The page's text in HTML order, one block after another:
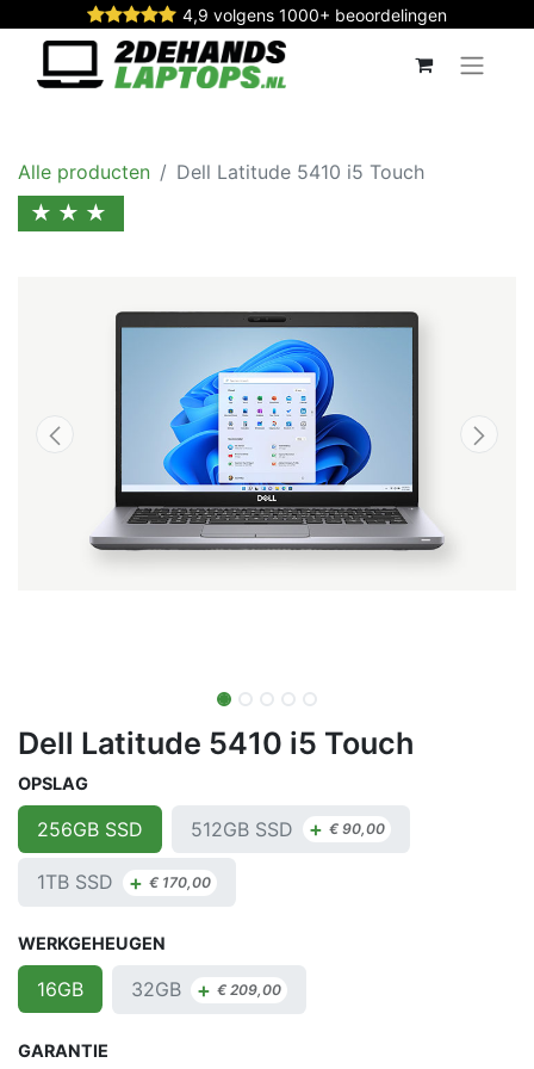
4,9 volgens 1000+ beoordelingen
Alle producten Dell Latitude 5410 i5 Touch
★★★
Dell Latitude 5410 i5 Touch
OPSLAG
256GB SSD 512GB SSD + €90,00
1TB SSD + € 170,00
WERKGEHEUGEN
16GB 32GB + €209,00
GARANTIE